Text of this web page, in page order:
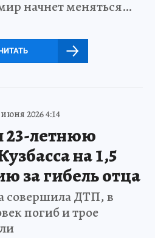
начнет меняться…
2026 4:14
23-летнюю
на 1,5
за гибель отца
совершила ДТП, в
погиб и трое